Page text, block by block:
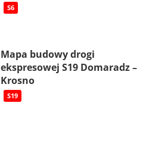
S6
Mapa budowy drogi
ekspresowej S19 Domaradz –
Krosno
S19